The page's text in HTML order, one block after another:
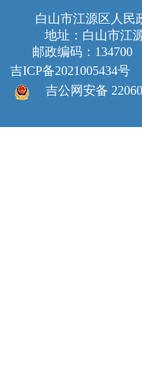
白山市江源区人
地址：白山市江
邮政编码：134700
吉ICP备2021005434号
吉公网安备